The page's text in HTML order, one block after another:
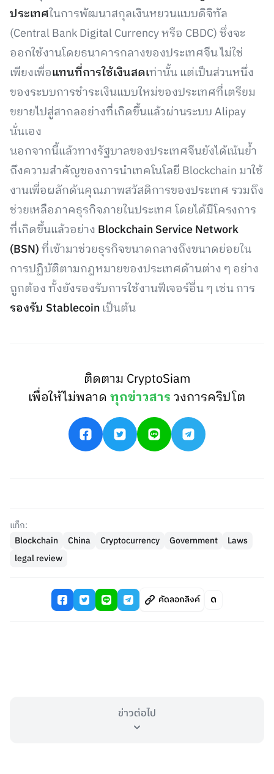
ประเทศในการพัฒนาสกุลเงินหยวนแบบดิจิทัล
(Central Bank Digital Currency หรือ CBDC) ซึ่งจะ
ออกใช้งานโดยธนาคารกลางของประเทศจีน ไม่ใช่
เพียงเพื่อแทนที่การใช้เงินสดเท่านั้น แต่เป็นส่วนหนึ่ง
ของระบบการชำระเงินแบบใหม่ของประเทศที่เตรียม
ขยายไปสู่สากลอย่างที่เกิดขึ้นแล้วผ่านระบบ Alipay
นั่นเอง
นอกจากนี้แล้วทางรัฐบาลของประเทศจีนยังได้เน้นย้ำ
ถึงความสำคัญของการนำเทคโนโลยี Blockchain มาใช้
งานเพื่อผลักดันคุณภาพสวัสดิการของประเทศ รวมถึง
ช่วยเหลือภาคธุรกิจภายในประเทศ โดยได้มีโครงการ
ที่เกิดขึ้นแล้วอย่าง Blockchain Service Network
(BSN)ที่เข้ามาช่วยธุรกิจขนาดกลางถึงขนาดย่อยใน
การปฏิบัติตามกฎหมายของประเทศด้านต่าง ๆ อย่าง
ถูกต้อง ทั้งยังรองรับการใช้งานฟีเจอร์อื่น ๆ เช่น การ
รองรับ Stablecoinเป็นต้น
ติดตาม CryptoSiam
เพื่อให้ไม่พลาดทุกข่าวสารวงการคริปโต
แท็ก:
Blockchain
China Cryptocurrency Government
Laws
legal review
คัดลอกลิงค์
ข่าวต่อไป